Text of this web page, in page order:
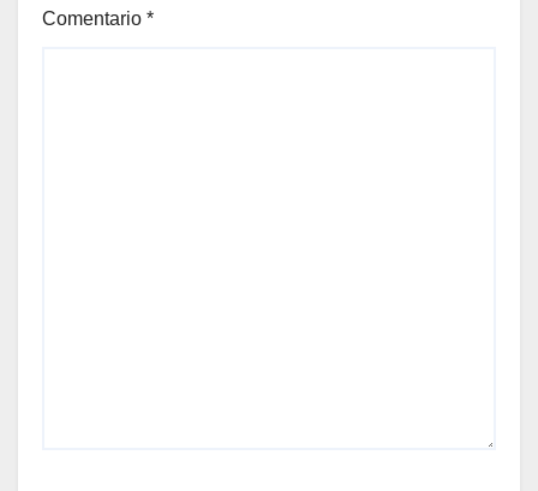
Comentario *